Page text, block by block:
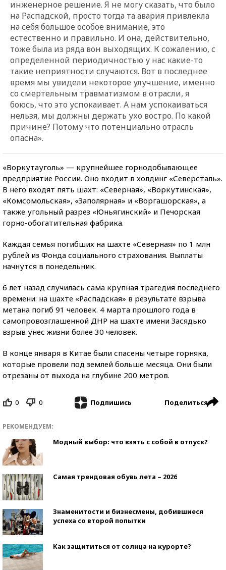
инженерное решение. Я не могу сказать, что было
на Распадской, просто тогда та авария привлекла
на себя большое особое внимание, это
естественно и правильно. И она, действительно,
тоже была из ряда вон выходящих. К сожалению, с
определенной периодичностью у нас какие-то
такие неприятности случаются. Вот в последнее
время мы увидели некоторое улучшение, именно
со смертельным травматизмом в отрасли, я
боюсь, что это успокаивает. А нам успокаиваться
нельзя, мы должны держать ухо востро. По какой
причине? Потому что потенциально отрасль
опасна».
«Воркутауголь» — крупнейшее горнодобывающее
предприятие России. Оно входит в холдинг «Северсталь».
В него входят пять шахт: «Северная», «Воркутинская»,
«Комсомольская», «Заполярная» и «Воргашорская», а
также угольный разрез «Юньягинский» и Печорская
горно-обогатительная фабрика.
Каждая семья погибших на шахте «Северная» по 1 млн
рублей из Фонда социального страхования. Выплаты
начнутся в понедельник.
6 лет назад случилась сама крупная трагедия последнего
времени: на шахте «Распадская» в результате взрыва
метана погиб 91 человек. 4 марта прошлого года в
самопровозглашенной ДНР на шахте имени Засядько
взрыв унес жизни более 30 человек.
В конце января в Китае были спасены четыре горняка,
которые провели под землей больше месяца. Они были
отрезаны от выхода на глубине 200 метров.
0 0 Подпишись Поделиться
РЕКОМЕНДУЕМ:
Модный выбор: что взять с собой в отпуск?
Самая трендовая обувь лета – 2026
Знаменитости и бизнесмены, добившиеся
успеха со второй попытки
Как защититься от солнца на курорте?